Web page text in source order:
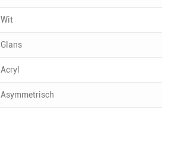
Wit
Glans
Acryl
Asymmetrisch